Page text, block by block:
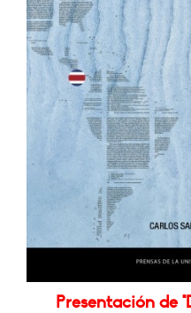
Presentación de